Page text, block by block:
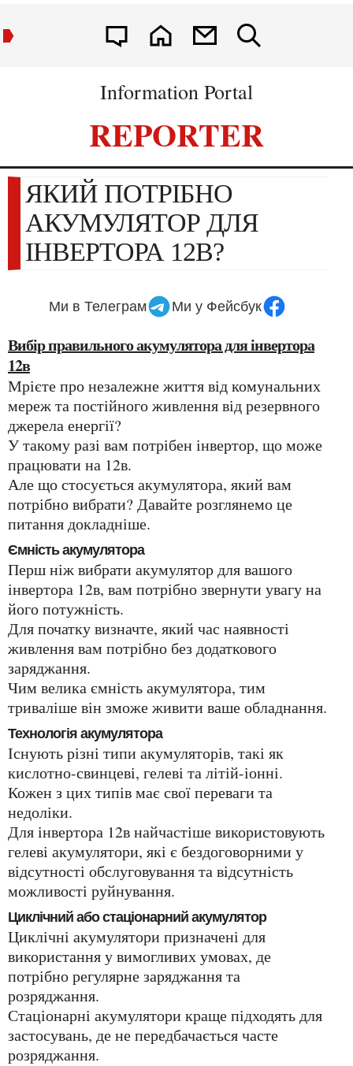
Information Portal
REPORTER
ЯКИЙ ПОТРІБНО
АКУМУЛЯТОР ДЛЯ
ІНВЕРТОРА 12В?
Ми в Телеграм Ми у Фейсбук
Вибір правильного акумулятора для інвертора
12в
Мрієте про незалежне життя від комунальних
мереж та постійного живлення від резервного
джерела енергії?
У такому разі вам потрібен інвертор, що може
працювати на 12в.
Але що стосується акумулятора, який вам
потрібно вибрати? Давайте розглянемо це
питання докладніше.
Ємність акумулятора
Перш ніж вибрати акумулятор для вашого
інвертора 12в, вам потрібно звернути увагу на
його потужність.
Для початку визначте, який час наявності
живлення вам потрібно без додаткового
заряджання.
Чим велика ємність акумулятора, тим
триваліше він зможе живити ваше обладнання.
Технологія акумулятора
Існують різні типи акумуляторів, такі як
кислотно-свинцеві, гелеві та літій-іонні.
Кожен з цих типів має свої переваги та
недоліки.
Для інвертора 12в найчастіше використовують
гелеві акумулятори, які є бездоговорними у
відсутності обслуговування та відсутність
можливості руйнування.
Циклічний або стаціонарний акумулятор
Циклічні акумулятори призначені для
використання у вимогливих умовах, де
потрібно регулярне заряджання та
розряджання.
Стаціонарні акумулятори краще підходять для
застосувань, де не передбачається часте
розряджання.